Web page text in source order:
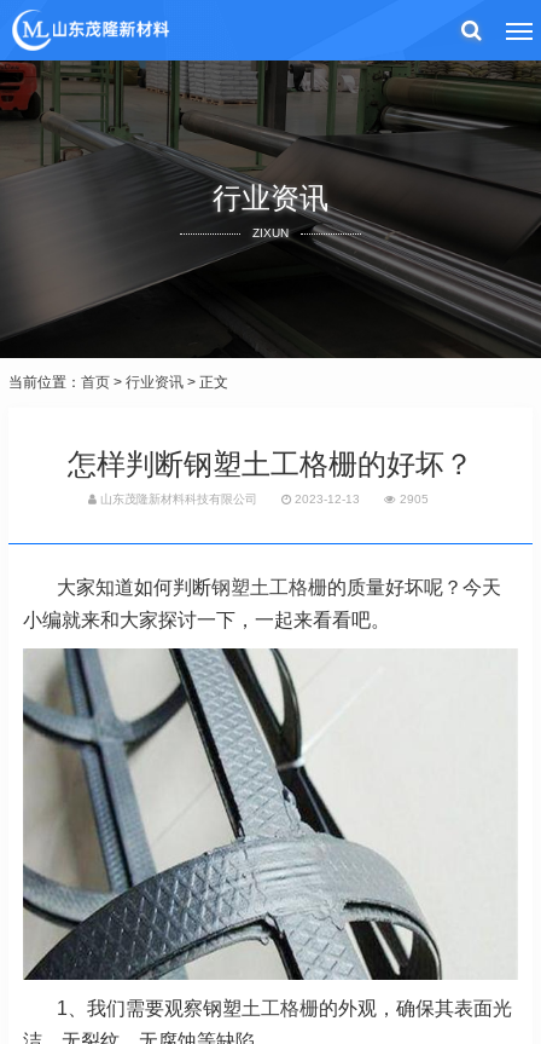
行业资讯
ZIXUN
当前位置： 首页 > 行业资讯 > 正文
怎样判断钢塑土工格栅的好坏？
山东茂隆新材料科技有限公司 2023-12-13 2905
大家知道如何判断钢塑土工格栅的质量好坏呢？今天
小编就来和大家探讨一下，一起来看看吧。
1、我们需要观察钢塑土工格栅的外观，确保其表面光